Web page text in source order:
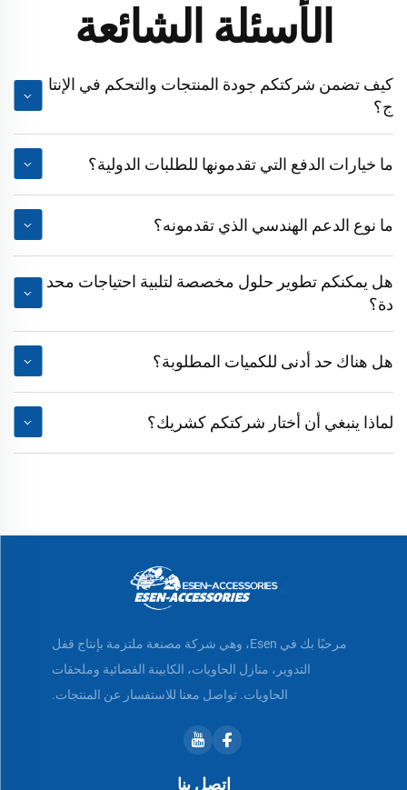
الأسئلة الشائعة
كيف تضمن شركتكم جودة المنتجات والتحكم في الإنتا
ج؟
ما خيارات الدفع التي تقدمونها للطلبات الدولية؟
ما نوع الدعم الهندسي الذي تقدمونه؟
هل يمكنكم تطوير حلول مخصصة لتلبية احتياجات محد
دة؟
هل هناك حد أدنى للكميات المطلوبة؟
لماذا ينبغي أن أختار شركتكم كشريك؟
مرحبًا بك في Esen، وهي شركة مصنعة ملتزمة بإنتاج قفل
التدوير، منازل الحاويات، الكابينة الفضائية وملحقات
الحاويات. تواصل معنا للاستفسار عن المنتجات.
اتصل بنا